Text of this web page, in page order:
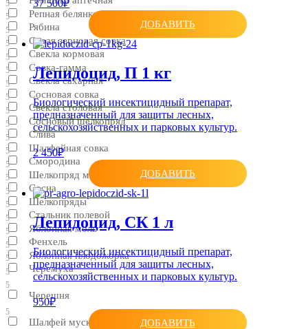
5
Рябина
5
Свекла кормовая
5
Свекла сахарная
5
Свекла столовая
5
Слива
5
Смородина
5
Сосна
5
Стальник полевой
5
Фенхель
5
Черемуха
5
Черешня
5
Шалфей мускатный
5
Репная белянка
5
Серая зерновая совка
5
Совка-гамма
5
Сосновая совка
5
Сосновый шелкопряд
5
Шалфейная совка
5
Шелкопряд монашенка
5
Шелкопряды
5
Яблонная моль
5
Яблонная плодожорка
5
37 500₽
ДОБАВИТЬ
Лепидоцид, П 1 кг
Биологический инсектицидный препарат,
предназначенный для защиты лесных,
сельскохозяйственных и парковых культур.
2 450₽
ДОБАВИТЬ
Лепидоцид, СК 1 л
Биологический инсектицидный препарат,
предназначенный для защиты лесных,
сельскохозяйственных и парковых культур.
950₽
ДОБАВИТЬ